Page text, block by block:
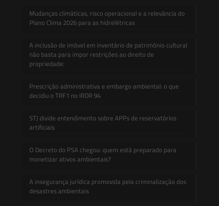
Mudanças climáticas, risco operacional e a relevância do
Plano Clima 2026 para as hidrelétricas
A inclusão de imóvel em inventário de patrimônio cultural
não basta para impor restrições ao direito de
propriedade:
Prescrição administrativa e embargo ambiental: o que
decidiu o TRF1 no IRDR 94
STJ divide entendimento sobre APPs de reservatórios
artificiais
O Decreto do PSA chegou: quem está preparado para
monetizar ativos ambientais?
A insegurança jurídica promovida pela criminalização dos
desastres ambientais